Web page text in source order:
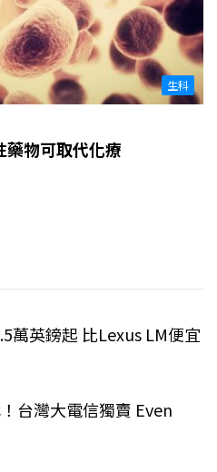
生科
藥物可取代化療
萬英鎊起 比Lexus LM便宜
台灣大電信獨賣 Even